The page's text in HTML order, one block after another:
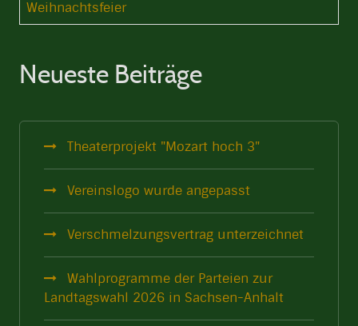
Weihnachtsfeier
Neueste Beiträge
Theaterprojekt "Mozart hoch 3"
Vereinslogo wurde angepasst
Verschmelzungsvertrag unterzeichnet
Wahlprogramme der Parteien zur
Landtagswahl 2026 in Sachsen-Anhalt